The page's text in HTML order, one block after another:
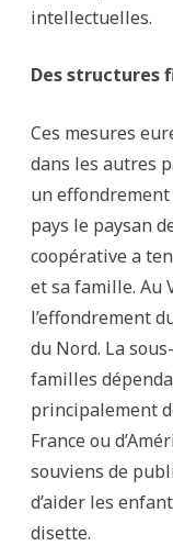
intellectuelles.
Des structures
Ces mesures
dans les autres
un effondrement
pays le paysan
coopérative a
et sa famille. Au
l’effondrement
du Nord. La
familles
principalement
France ou
souviens de
d’aider les
disette.